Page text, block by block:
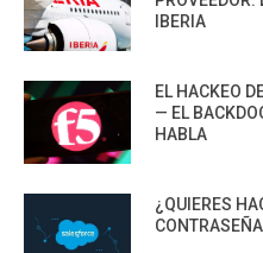
IBERIA
EL HACKEO
— EL
HABLA
¿QUIERES